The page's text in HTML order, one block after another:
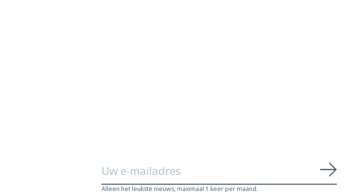
Alleen het leukste nieuws, maximaal 1 keer per maand.